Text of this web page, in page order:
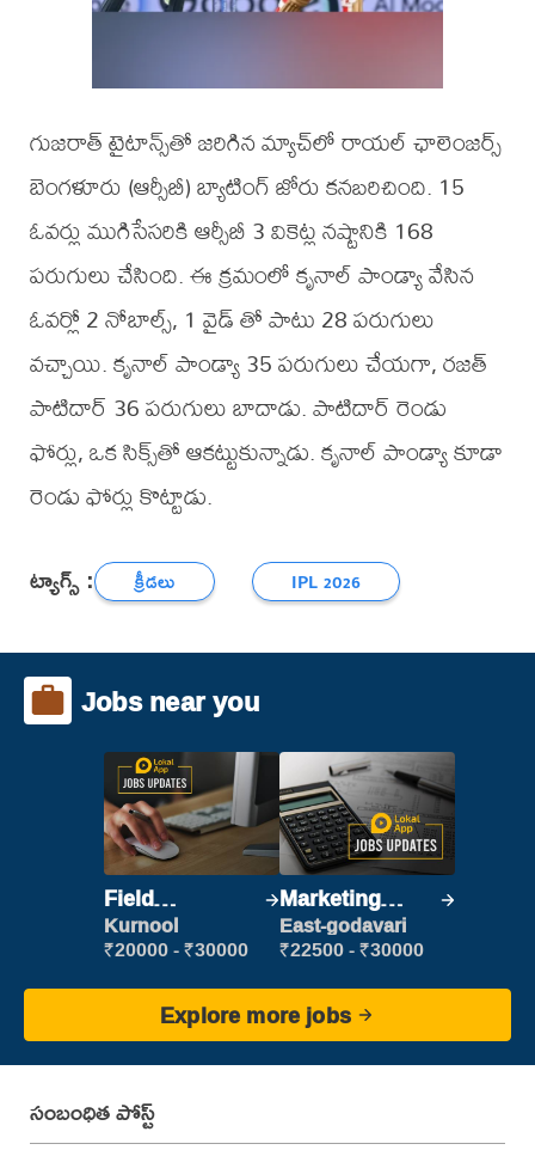
గుజరాత్ టైటాన్స్‌తో జరిగిన మ్యాచ్‌లో రాయల్ ఛాలెంజర్స్
బెంగళూరు (ఆర్సీబీ) బ్యాటింగ్ జోరు కనబరిచింది. 15
ఓవర్లు ముగిసేసరికి ఆర్సీబీ 3 వికెట్ల నష్టానికి 168
పరుగులు చేసింది. ఈ క్రమంలో కృనాల్ పాండ్యా వేసిన
ఓవర్లో 2 నోబాల్స్, 1 వైడ్ తో పాటు 28 పరుగులు
వచ్చాయి. కృనాల్ పాండ్యా 35 పరుగులు చేయగా, రజత్
పాటిదార్ 36 పరుగులు బాదాడు. పాటిదార్ రెండు
ఫోర్లు, ఒక సిక్స్‌తో ఆకట్టుకున్నాడు. కృనాల్ పాండ్యా కూడా
రెండు ఫోర్లు కొట్టాడు.
ట్యాగ్స్ : క్రీడలు IPL 2026
Jobs near you
Field
Marketing
Executive
Kurnool
₹20000 - ₹30000
Marketing
Executive
East-godavari
₹22500 - ₹30000
Explore more jobs
సంబంధిత పోస్ట్